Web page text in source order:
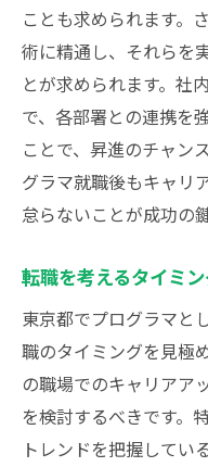
ことも求められます。
術に精通し、それらを
とが求められます。社
で、各部署との連携を
ことで、昇進のチャン
グラマ就職後もキャリ
怠らないことが成功の鍵
転職を考えるタイミ
東京都でプログラマと
職のタイミングを見極
の職場でのキャリアア
を検討するべきです。
トレンドを把握してい